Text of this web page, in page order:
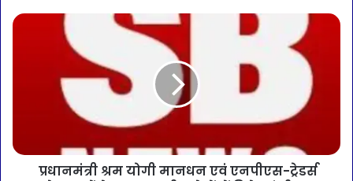
प्रधानमंत्री श्रम योगी मानधन एवं एनपीएस-ट्रेडर्स